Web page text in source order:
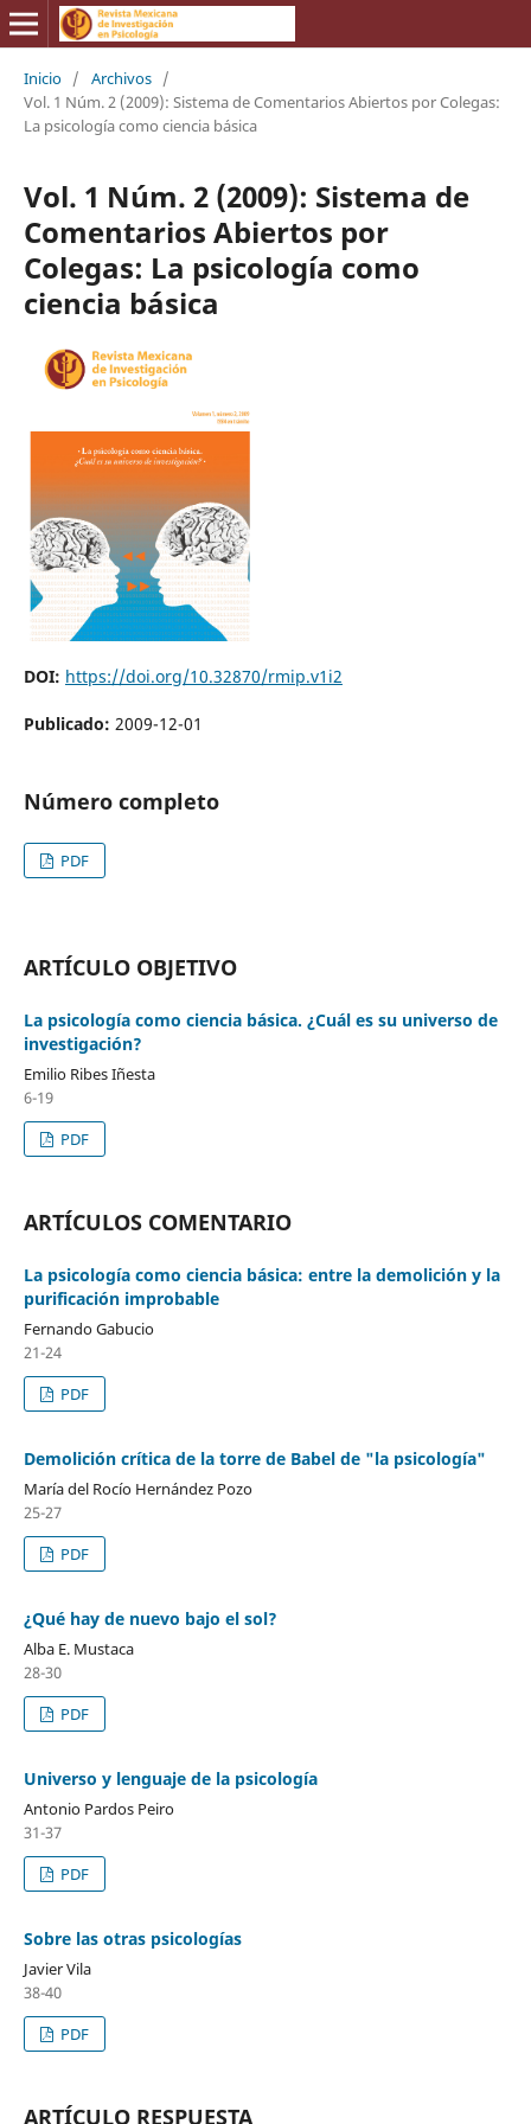
Inicio / Archivos /
Vol. 1 Núm. 2 (2009): Sistema de Comentarios Abiertos por Colegas:
La psicología como ciencia básica
Vol. 1 Núm. 2 (2009): Sistema de
Comentarios Abiertos por
Colegas: La psicología como
ciencia básica
DOI: https://doi.org/10.32870/rmip.v1i2
Publicado: 2009-12-01
Número completo
PDF
ARTÍCULO OBJETIVO
La psicología como ciencia básica. ¿Cuál es su universo de
investigación?
Emilio Ribes Iñesta
6-19
PDF
ARTÍCULOS COMENTARIO
La psicología como ciencia básica: entre la demolición y la
purificación improbable
Fernando Gabucio
21-24
PDF
Demolición crítica de la torre de Babel de "la psicología"
María del Rocío Hernández Pozo
25-27
PDF
¿Qué hay de nuevo bajo el sol?
Alba E. Mustaca
28-30
PDF
Universo y lenguaje de la psicología
Antonio Pardos Peiro
31-37
PDF
Sobre las otras psicologías
Javier Vila
38-40
PDF
ARTÍCULO RESPUESTA